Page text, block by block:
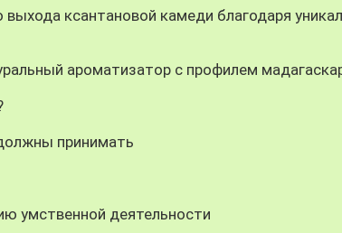
ксантановой камеди благодаря
ароматизатор с профилем
принимать
умственной деятельности